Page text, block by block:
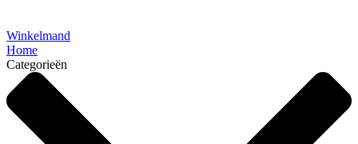
Winkelmand
Home
Categorieën